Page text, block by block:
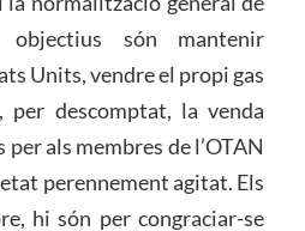
són mantenir
Units, vendre el propi gas
per descomptat, la venda
als membres de l’OTAN
perennement agitat. Els
hi són per congraciar-se